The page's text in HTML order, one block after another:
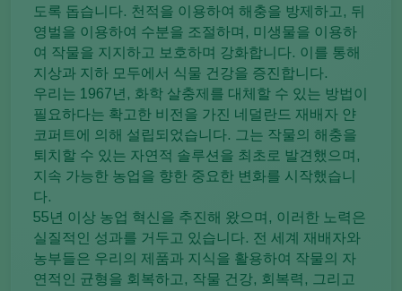
도록 돕습니다. 천적을 이용하여 해충을 방제하고, 뒤
영벌을 이용하여 수분을 조절하며, 미생물을 이용하
여 작물을 지지하고 보호하며 강화합니다. 이를 통해
지상과 지하 모두에서 식물 건강을 증진합니다.
우리는 1967년, 화학 살충제를 대체할 수 있는 방법이
필요하다는 확고한 비전을 가진 네덜란드 재배자 얀
코퍼트에 의해 설립되었습니다. 그는 작물의 해충을
퇴치할 수 있는 자연적 솔루션을 최초로 발견했으며,
지속 가능한 농업을 향한 중요한 변화를 시작했습니
다.
55년 이상 농업 혁신을 추진해 왔으며, 이러한 노력은
실질적인 성과를 거두고 있습니다. 전 세계 재배자와
농부들은 우리의 제품과 지식을 활용하여 작물의 자
연적인 균형을 회복하고, 작물 건강, 회복력, 그리고